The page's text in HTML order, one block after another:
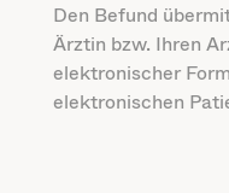
Den Befund
Ärztin bzw. Ihren
elektronischer
elektronischen